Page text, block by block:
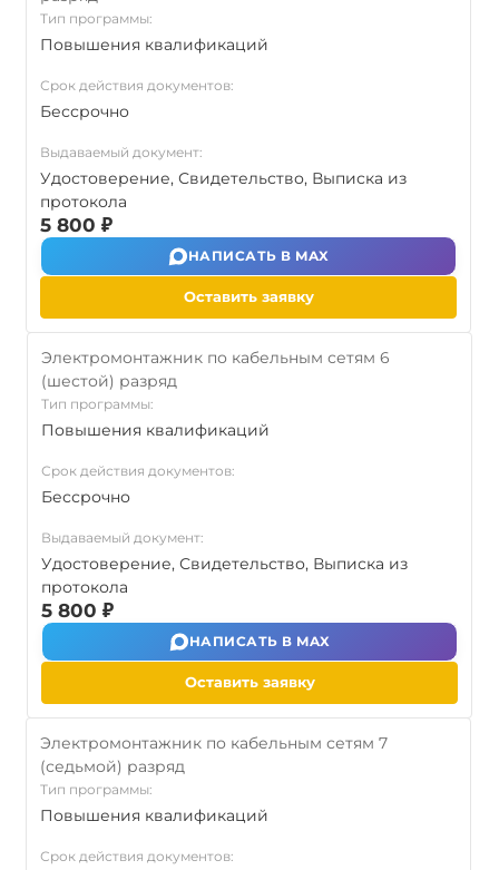
Тип программы:
Повышения квалификаций
Срок действия документов:
Бессрочно
Выдаваемый документ:
Удостоверение, Свидетельство, Выписка из
протокола
5 800 ₽
НАПИСАТЬ В MAX
Оставить заявку
Электромонтажник по кабельным сетям 6
(шестой) разряд
Тип программы:
Повышения квалификаций
Срок действия документов:
Бессрочно
Выдаваемый документ:
Удостоверение, Свидетельство, Выписка из
протокола
5 800 ₽
НАПИСАТЬ В MAX
Оставить заявку
Электромонтажник по кабельным сетям 7
(седьмой) разряд
Тип программы:
Повышения квалификаций
Срок действия документов: